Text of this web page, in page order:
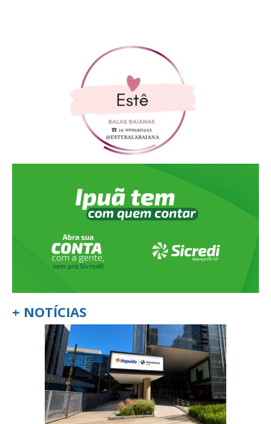
+ NOTÍCIAS